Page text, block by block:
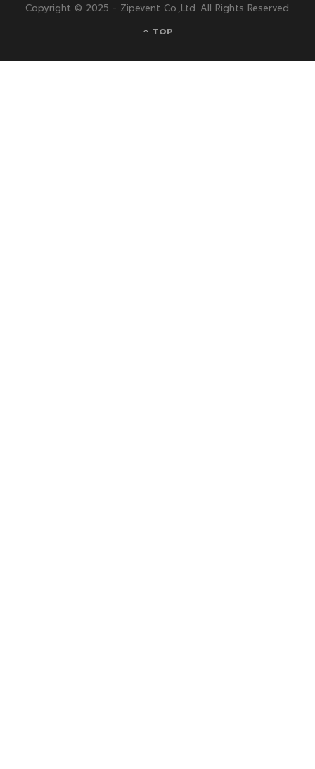
Copyright © 2025 - Zipevent Co.,Ltd. All Rights Reserved.
TOP